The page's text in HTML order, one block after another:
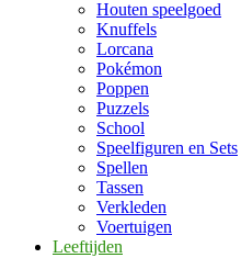
Houten speelgoed
Knuffels
Lorcana
Pokémon
Poppen
Puzzels
School
Speelfiguren en Sets
Spellen
Tassen
Verkleden
Voertuigen
Leeftijden